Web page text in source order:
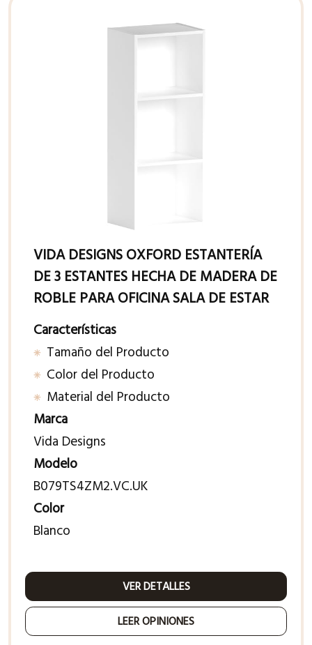
VIDA DESIGNS OXFORD ESTANTERÍA
DE 3 ESTANTES HECHA DE MADERA DE
ROBLE PARA OFICINA SALA DE ESTAR
Características
Tamaño del Producto
Color del Producto
Material del Producto
Marca
Vida Designs
Modelo
B079TS4ZM2.VC.UK
Color
Blanco
VER DETALLES
LEER OPINIONES